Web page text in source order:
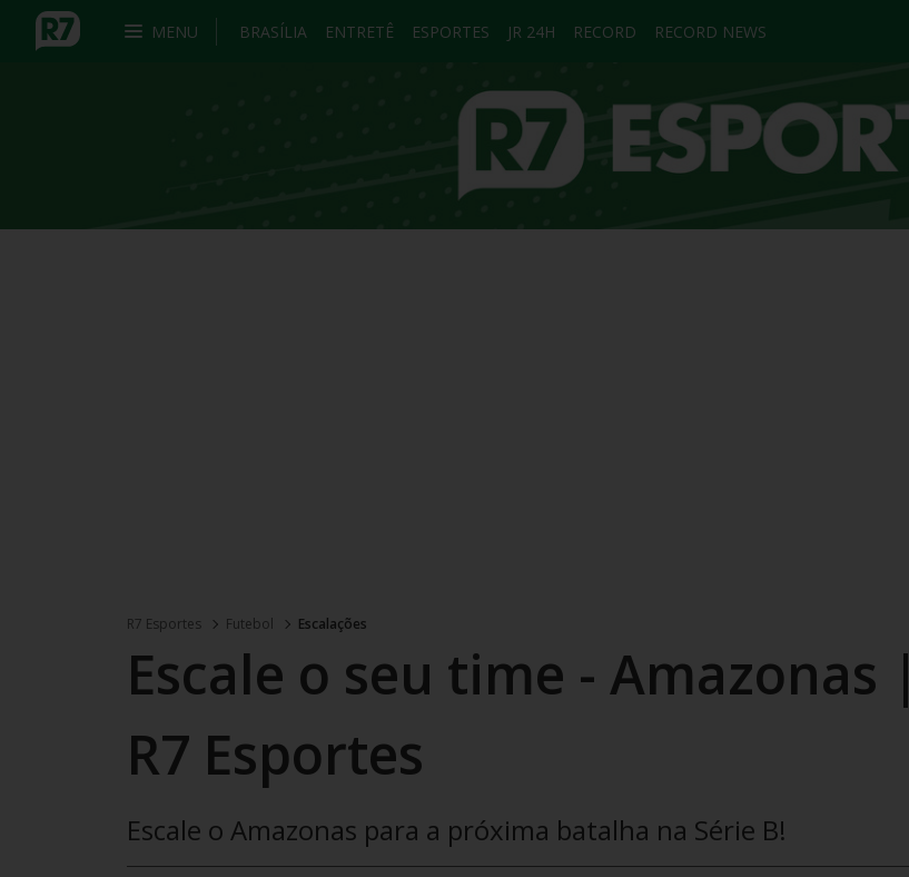
MENU BRASÍLIA ENTRETÊ ESPORTES JR 24H RECORD RECORD NEWS
R7 Esportes Futebol Escalações
Escale o seu time - Amazonas |
R7 Esportes
Escale o Amazonas para a próxima batalha na Série B!